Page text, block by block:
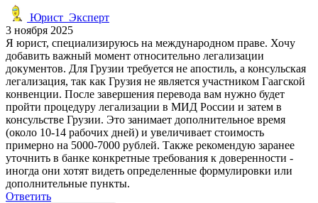
Юрист_Эксперт
3 ноября 2025
Я юрист, специализируюсь на международном праве. Хочу
добавить важный момент относительно легализации
документов. Для Грузии требуется не апостиль, а консульская
легализация, так как Грузия не является участником Гаагской
конвенции. После завершения перевода вам нужно будет
пройти процедуру легализации в МИД России и затем в
консульстве Грузии. Это занимает дополнительное время
(около 10-14 рабочих дней) и увеличивает стоимость
примерно на 5000-7000 рублей. Также рекомендую заранее
уточнить в банке конкретные требования к доверенности -
иногда они хотят видеть определенные формулировки или
дополнительные пункты.
Ответить